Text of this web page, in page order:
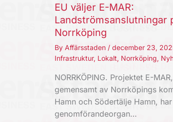
EU väljer E-MAR:
Landströmsanslutningar
Norrköping
By Affärsstaden / december 23,
Infrastruktur, Lokalt, Norrköping,
NORRKÖPING. Projektet E-
gemensamt av Norrköpings
Hamn och Södertälje Hamn,
genomförandeorgan…